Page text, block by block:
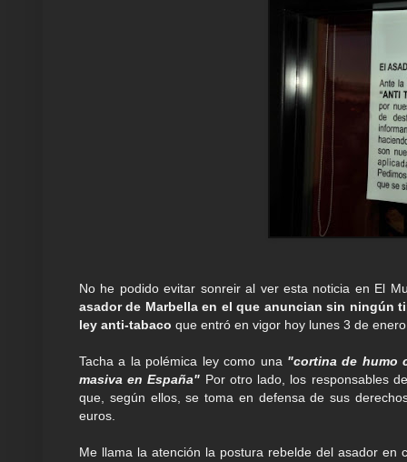
No he podido evitar sonreir al ver esta noticia en El
asador de Marbella en el que anuncian sin ningún
ley anti-tabaco que entró en vigor hoy lunes 3 de enero
Tacha a la polémica ley como una "cortina de humo
masiva en España" Por otro lado, los responsables
que, según ellos, se toma en defensa de sus
euros.
Me llama la atención la postura rebelde del asador en